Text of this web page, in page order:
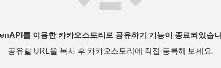
를 이용한 카카오스토리로 공유하기 기능이 종료되었습
공유할 URL을 복사 후 카카오스토리에 직접 등록해 보세요.